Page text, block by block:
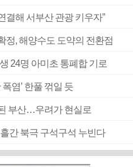
결해 서부산 관광 키우자”
정, 해양수도 도약의 전환점
24명 아미초 통폐합 기로
염’ 한풀 꺾일 듯
부산…우려가 현실로
간 북극 구석구석 누빈다